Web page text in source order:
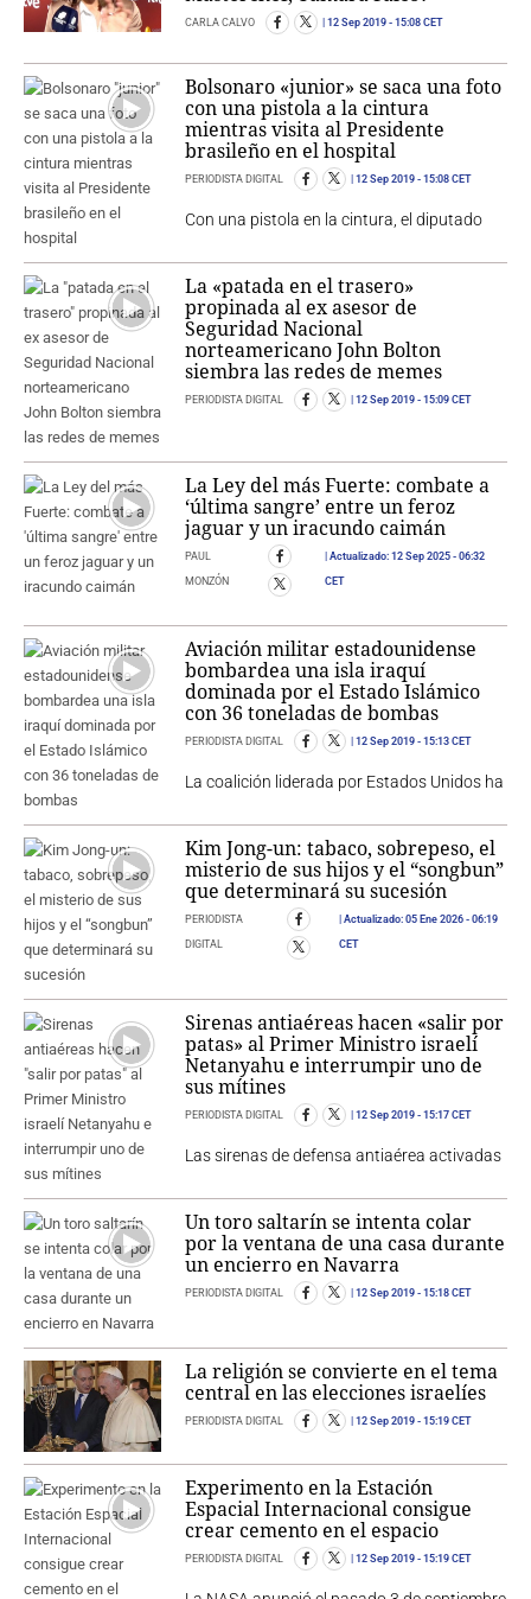
CARLA CALVO 12 Sep 2019 - 15:08 CET
Bolsonaro «junior» se saca una foto
con una pistola a la cintura
mientras visita al Presidente
brasileño en el hospital
PERIODISTA DIGITAL 12 Sep 2019 - 15:08 CET
Con una pistola en la cintura, el diputado
La «patada en el trasero»
propinada al ex asesor de
Seguridad Nacional
norteamericano John Bolton
siembra las redes de memes
PERIODISTA DIGITAL 12 Sep 2019 - 15:09 CET
La Ley del más Fuerte: combate a
‘última sangre’ entre un feroz
jaguar y un iracundo caimán
PAUL
MONZÓN
Actualizado:12 Sep 2025 - 06:32
CET
Aviación militar estadounidense
bombardea una isla iraquí
dominada por el Estado Islámico
con 36 toneladas de bombas
PERIODISTA DIGITAL 12 Sep 2019 - 15:13 CET
La coalición liderada por Estados Unidos ha
Kim Jong-un: tabaco, sobrepeso, el
misterio de sus hijos y el “songbun”
que determinará su sucesión
PERIODISTA
DIGITAL
Actualizado:05 Ene 2026 - 06:19
CET
Sirenas antiaéreas hacen «salir por
patas» al Primer Ministro israelí
Netanyahu e interrumpir uno de
sus mítines
PERIODISTA DIGITAL 12 Sep 2019 - 15:17 CET
Las sirenas de defensa antiaérea activadas
Un toro saltarín se intenta colar
por la ventana de una casa durante
un encierro en Navarra
PERIODISTA DIGITAL 12 Sep 2019 - 15:18 CET
La religión se convierte en el tema
central en las elecciones israelíes
PERIODISTA DIGITAL 12 Sep 2019 - 15:19 CET
Experimento en la Estación
Espacial Internacional consigue
crear cemento en el espacio
PERIODISTA DIGITAL 12 Sep 2019 - 15:19 CET